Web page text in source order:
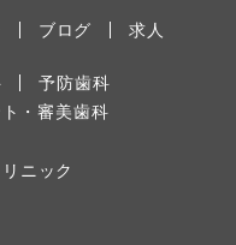
ブログ 求人
予防歯科
・審美歯科
ニック